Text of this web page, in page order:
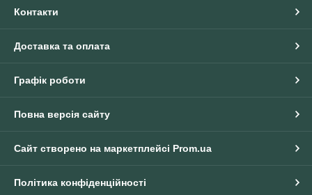
Контакти
Доставка та оплата
Графік роботи
Повна версія сайту
Сайт створено на маркетплейсі Prom.ua
Політика конфіденційності